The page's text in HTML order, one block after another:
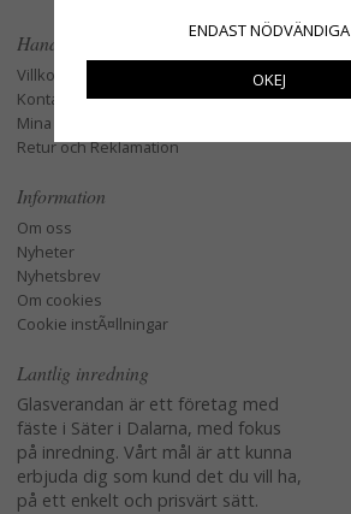
Handla
Villkor
Kontakta oss
Mina favoriter
Retur och Reklamation
Information
Om oss
Nyheter
Nyhetsbrev
Om cookies
Cookie instÃ¤llningar
Lantlig inredning
Glasverandan är ett företag med
fäste i Säter i Dalarna, med fokus
på inredning. Vårt mål är att kunna
erbjuda dig som kund det du vill ha,
på ett enkelt och prisvärt sätt.
ENDAST NÖDVÄNDIGA
OKEJ